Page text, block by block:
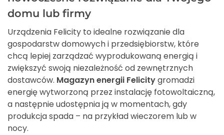
domu lub firmy
Urządzenia Felicity to idealne rozwiązanie dla
gospodarstw domowych i przedsiębiorstw, które
chcą lepiej zarządzać wyprodukowaną energią i
zwiększyć swoją niezależność od zewnętrznych
dostawców. Magazyn energii Felicitygromadzi
energię wytworzoną przez instalację fotowoltaiczną,
a następnie udostępnia ją w momentach, gdy
produkcja spada – na przykład wieczorem lub w
nocy.